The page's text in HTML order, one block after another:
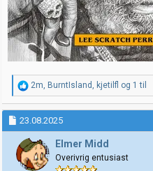
R
e
a
k
s
j
o
n
2m, BurntIsland , kjetilfl og 1 til
23.08.2025
Elmer Midd
Overivrig entusiast